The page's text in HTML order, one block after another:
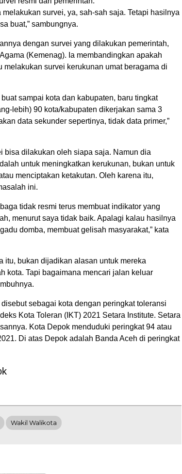
survei, ya, sah-sah saja. Tetapi hasilnya
buat,” sambungnya.
dengan survei yang dilakukan pemerintah,
(Kemenag). Ia membandingkan apakah
melakukan survei kerukunan umat beragama di
sampai kota dan kabupaten, baru tingkat
lebih) 90 kota/kabupaten dikerjakan sama 3
data sekunder sepertinya, tidak data primer,”
bisa dilakukan oleh siapa saja. Namun dia
untuk meningkatkan kerukunan, bukan untuk
menciptakan ketakutan. Oleh karena itu,
ini.
tidak resmi terus membuat indikator yang
menurut saya tidak baik. Apalagi kalau hasilnya
domba, membuat gelisah masyarakat,” kata
itu, bukan dijadikan alasan untuk mereka
kota. Tapi bagaimana mencari jalan keluar
sebagai kota dengan peringkat toleransi
Kota Toleran (IKT) 2021 Setara Institute. Setara
Kota Depok menduduki peringkat 94 atau
Di atas Depok adalah Banda Aceh di peringkat
Wakil Walikota